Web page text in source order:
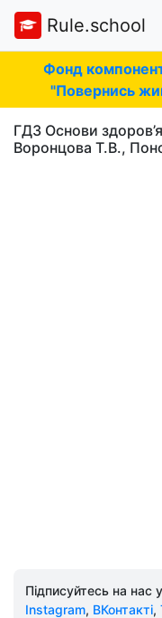
Rule.school
Фонд
"Повернись
ГДЗ Основи
Воронцова Т.В.,
Підписуйтесь на нас
Instagram, ВКонтакті,